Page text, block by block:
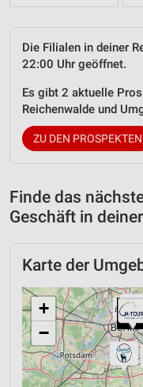
Die Filialen in deiner
22:00 Uhr geöffnet.
Es gibt 2 aktuelle
Reichenwalde und
ZU DEN PROSPEKTEN
Finde das
Geschäft in
Karte der
+
−